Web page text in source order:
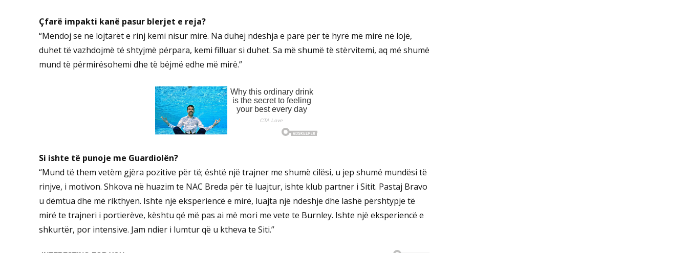
Çfarë impakti kanë pasur blerjet e reja?
“Mendoj se ne lojtarët e rinj kemi nisur mirë. Na duhej ndeshja e parë për të hyrë më mirë në lojë,
duhet të vazhdojmë të shtyjmë përpara, kemi filluar si duhet. Sa më shumë të stërvitemi, aq më shumë
mund të përmirësohemi dhe të bëjmë edhe më mirë.”
Si ishte të punoje me Guardiolën?
“Mund të them vetëm gjëra pozitive për të; është një trajner me shumë cilësi, u jep shumë mundësi të
rinjve, i motivon. Shkova në huazim te NAC Breda për të luajtur, ishte klub partner i Sitit. Pastaj Bravo
u dëmtua dhe më rikthyen. Ishte një eksperiencë e mirë, luajta një ndeshje dhe lashë përshtypje të
mirë te trajneri i portierëve, kështu që më pas ai më mori me vete te Burnley. Ishte një eksperiencë e
shkurtër, por intensive. Jam ndier i lumtur që u ktheva te Siti.”